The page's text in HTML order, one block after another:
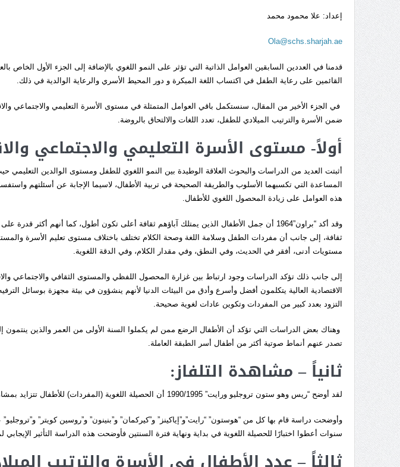
إعداد: علا محمود محمد
Ola@schs.sharjah.ae
قدمنا في العددين السابقين العوامل الذاتية التي تؤثر على النمو اللغوي بالإضافة إلى الجزء الأول الخاص
القائمين على رعاية الطفل في اكتساب اللغة المبكرة و دور المحيط الأسري والرعاية الوالدية في ذلك.
في الجزء الأخير من المقال، سنستكمل باقي العوامل المتمثلة في مستوى الأسرة التعليمي والاجتماعي
ضمن الأسرة والترتيب الميلادي للطفل، تعدد اللغات والالتحاق بالروضة.
أولاً- مستوى الأسرة التعليمي والاجتماعي
أثبتت العديد من الدراسات والبحوث العلاقة الوطيدة بين النمو اللغوي للطفل ومستوى الوالدين التعليمي
المساعدة التي تكسبهما الأسلوب والطريقة الصحيحة في تربية الأطفال، لاسيما الإجابة عن أسئلتهم
هذه العوامل على زيادة المحصول اللغوي للأطفال.
وقد أكد “براون”1964 أن جمل الأطفال الذين يمتلك آباؤهم ثقافة أعلى تكون أطول، كما أنهم أكثر
ثقافة، إلى جانب أن مفردات الطفل وسلامة اللغة وصحة الكلام تختلف باختلاف مستوى تعليم الأسرة
مستويات أدنى، أفقر في الحديث، وفي النطق، وفي مقدار الكلام، وفي الدقة اللغوية.
إلى جانب ذلك تؤكد الدراسات وجود ارتباط بين غزارة المحصول اللفظي والمستوى الثقافي والاجتماعي
الاقتصادية العالية يتكلمون أفضل وأسرع وأدق من البيئات الدنيا لأنهم ينشؤون في بيئة مجهزة بوسائل
التزود بعدد كبير من المفردات وتكوين عادات لغوية صحيحة.
وهناك بعض الدراسات التي تؤكد أن الأطفال الرضع ممن لم يكملوا السنة الأولى من العمر والذين ينتمون
تصدر عنهم أنماط صوتية أكثر من أطفال أسر الطبقة العاملة.
ثانياً – مشاهدة التلفاز:
لقد أوضح “ريس وهو ستون تروجليو ورايت” 1990/1995 أن الحصيلة اللغوية (المفردات) للأطفال تتزايد بمشاهدة التلفاز.
سنوات أعطوا اختبارًا للحصيلة اللغوية في بداية ونهاية فترة السنتين فأوضحت هذه الدراسة التأثير الإيجابي